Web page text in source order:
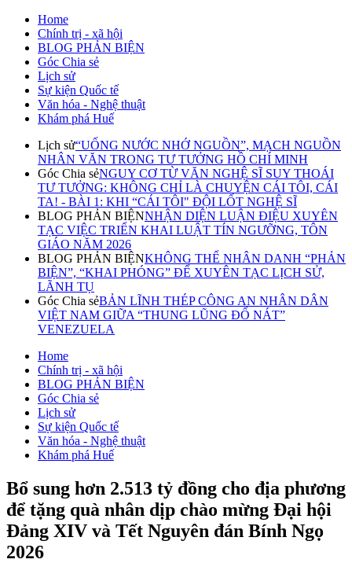
Home
Chính trị - xã hội
BLOG PHẢN BIỆN
Góc Chia sẻ
Lịch sử
Sự kiện Quốc tế
Văn hóa - Nghệ thuật
Khám phá Huế
Lịch sử“UỐNG NƯỚC NHỚ NGUỒN”, MẠCH NGUỒN
NHÂN VĂN TRONG TƯ TƯỞNG HỒ CHÍ MINH
Góc Chia sẻNGUY CƠ TỪ VĂN NGHỆ SĨ SUY THOÁI
TƯ TƯỞNG: KHÔNG CHỈ LÀ CHUYỆN CÁI TÔI, CÁI
TA! - BÀI 1: KHI “CÁI TÔI" ĐỘI LỐT NGHỆ SĨ
BLOG PHẢN BIỆNNHẬN DIỆN LUẬN ĐIỆU XUYÊN
TẠC VIỆC TRIỂN KHAI LUẬT TÍN NGƯỠNG, TÔN
GIÁO NĂM 2026
BLOG PHẢN BIỆNKHÔNG THỂ NHÂN DANH “PHẢN
BIỆN”, “KHAI PHÓNG” ĐỂ XUYÊN TẠC LỊCH SỬ,
LÃNH TỤ
Góc Chia sẻBẢN LĨNH THÉP CÔNG AN NHÂN DÂN
VIỆT NAM GIỮA “THUNG LŨNG ĐỔ NÁT”
VENEZUELA
Home
Chính trị - xã hội
BLOG PHẢN BIỆN
Góc Chia sẻ
Lịch sử
Sự kiện Quốc tế
Văn hóa - Nghệ thuật
Khám phá Huế
Bổ sung hơn 2.513 tỷ đồng cho địa phương
để tặng quà nhân dịp chào mừng Đại hội
Đảng XIV và Tết Nguyên đán Bính Ngọ
2026